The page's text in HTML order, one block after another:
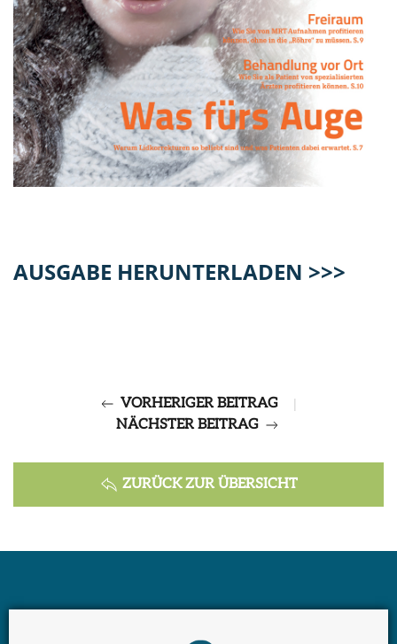
AUSGABE HERUNTERLADEN >>>
VORHERIGER BEITRAG
|
NÄCHSTER BEITRAG
ZURÜCK ZUR ÜBERSICHT